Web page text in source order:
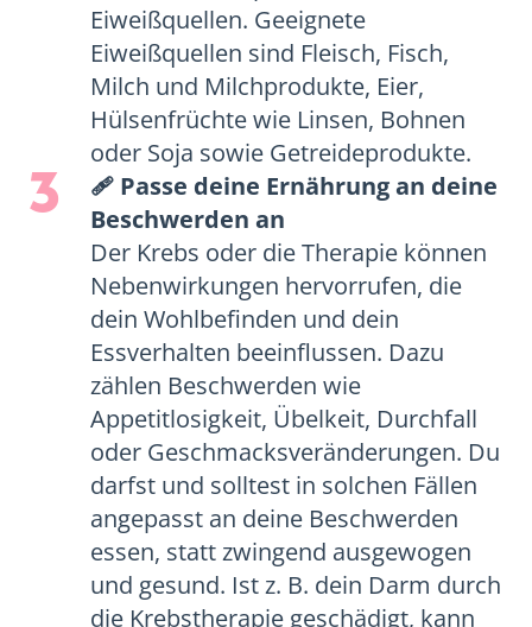
Eiweißquellen. Geeignete
Eiweißquellen sind Fleisch, Fisch,
Milch und Milchprodukte, Eier,
Hülsenfrüchte wie Linsen, Bohnen
oder Soja sowie Getreideprodukte.
3
🩹 Passe deine Ernährung an deine
Beschwerden an
Der Krebs oder die Therapie können
Nebenwirkungen hervorrufen, die
dein Wohlbefinden und dein
Essverhalten beeinflussen. Dazu
zählen Beschwerden wie
Appetitlosigkeit, Übelkeit, Durchfall
oder Geschmacksveränderungen. Du
darfst und solltest in solchen Fällen
angepasst an deine Beschwerden
essen, statt zwingend ausgewogen
und gesund. Ist z. B. dein Darm durch
die Krebstherapie geschädigt, kann